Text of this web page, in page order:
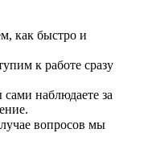
как быстро и
к работе сразу
сами наблюдаете за
вопросов мы